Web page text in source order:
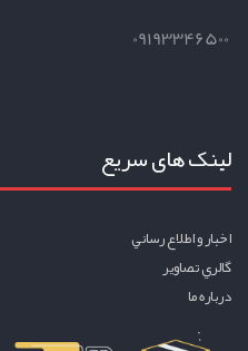
09193346500
لینک های سریع
اخبار و اطلاع رساني
گالري تصاوير
درباره ما